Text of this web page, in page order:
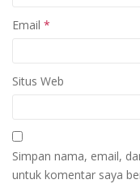
Email *
Situs Web
Simpan nama, email,
untuk komentar saya